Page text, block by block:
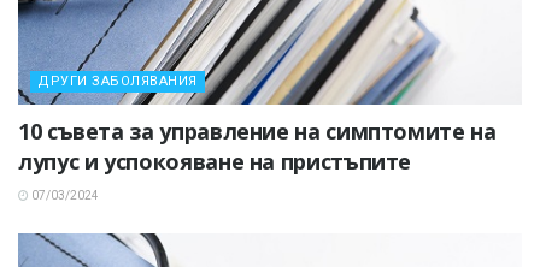
ДРУГИ ЗАБОЛЯВАНИЯ
10 съвета за управление на симптомите на
лупус и успокояване на пристъпите
07/03/2024